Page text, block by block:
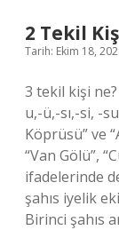
2 Tekil
Tarih: Ekim 18,
3 tekil kişi
u,-ü,-sı,-si, -
Köprüsü” ve
“Van Gölü”,
ifadelerinde
şahıs iyelik
Birinci şahıs